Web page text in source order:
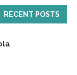
RECENT POSTS